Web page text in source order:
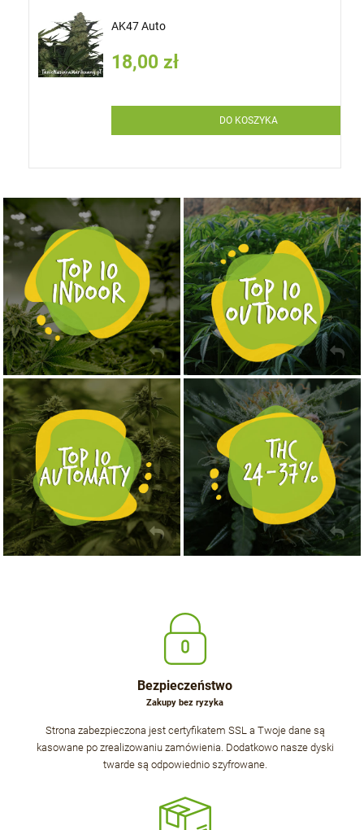
AK47 Auto
18,00 zł
DO KOSZYKA
NASIONA MARIHUANY TOP 10 INDOOR
KUP TERAZ NASIONA MARIHUANY TOP 10 OUTDOOR
KUP TERAZ
NASIONA MARIHUANY TOP 10 AUTOFLOWERING
KUP TERAZ MOCNE ODMIANY MARIHUANY THC OD 24 - 37%
KUP TERAZ
Bezpieczeństwo
Zakupy bez ryzyka
Strona zabezpieczona jest certyfikatem SSL a Twoje dane są
kasowane po zrealizowaniu zamówienia. Dodatkowo nasze dyski
twarde są odpowiednio szyfrowane.